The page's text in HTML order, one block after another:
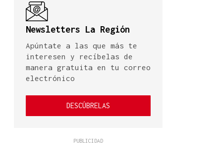
Newsletters La Región
Apúntate a las que más te
interesen y recíbelas de
manera gratuita en tu correo
electrónico
DESCÚBRELAS